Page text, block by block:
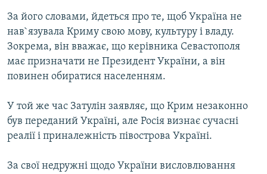
КРИМ РЕАЛІЇ
РУС
УКР
КТАТ
ДОЛУЧАЙСЯ!
За його словами, йдеться про те, щоб Україна не
нав`язувала Криму свою мову, культуру і владу.
Зокрема, він вважає, що керівника Севастополя
має призначати не Президент України, а він
повинен обиратися населенням.
У той же час Затулін заявляє, що Крим незаконно
був переданий Україні, але Росія визнає сучасні
реалії і приналежність півострова Україні.
За свої недружні щодо України висловлювання